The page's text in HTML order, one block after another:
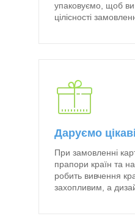
упаковуємо, щоб ви
цілісності
Даруємо
При замовленні
прапори країн та
робить вивчення
захопливим, а